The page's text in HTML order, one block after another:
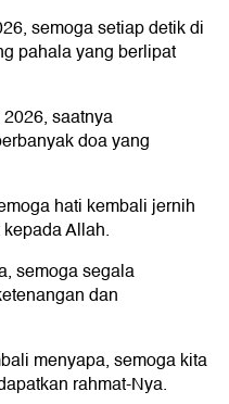
semoga setiap detik di
pahala yang berlipat
saatnya
doa yang
hati kembali jernih
Allah.
semoga segala
dan
menyapa, semoga kita
rahmat-Nya.